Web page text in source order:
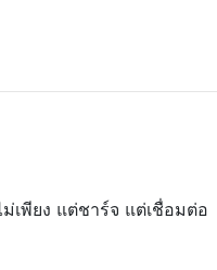
พียง แต่ชาร์จ แต่เชื่อมต่อ